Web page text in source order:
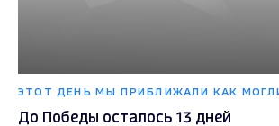
ЭТОТ ДЕНЬ МЫ ПРИБЛИЖАЛИ КАК
До Победы осталось 13 дней